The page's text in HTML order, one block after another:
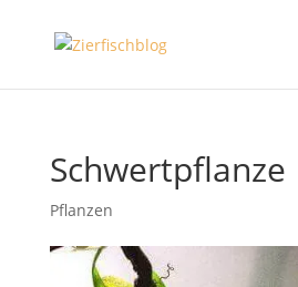
Schwertpflanze
Pflanzen